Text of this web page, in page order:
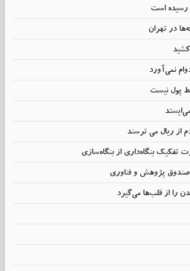
است
در تهران
نمی‌آورد
پول نیست
ریال می ترسند
بنگاه‌داری از بنگاه‌سازی
پژوهش و فناوری
را از قلب‌ها می‌گیرد